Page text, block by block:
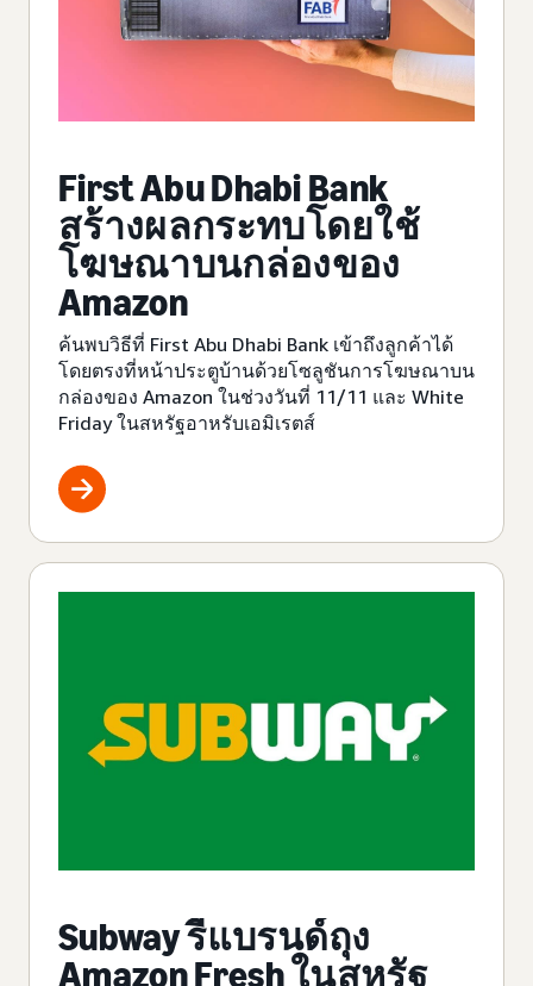
First Abu Dhabi Bank
สร้างผลกระทบโดยใช้
โฆษณาบนกล่องของ
Amazon
ค้นพบวิธีที่ First Abu Dhabi Bank เข้าถึงลูกค้าได้
โดยตรงที่หน้าประตูบ้านด้วยโซลูชันการโฆษณาบน
กล่องของ Amazon ในช่วงวันที่ 11/11 และ White
Friday ในสหรัฐอาหรับเอมิเรตส์
Subway รีแบรนด์ถุง
Amazon Fresh ในสหรัฐ